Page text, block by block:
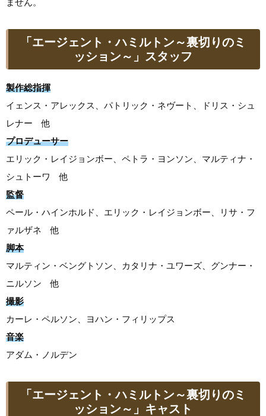
ません。
「エージェント・ハミルトン～裏切りのミ
ッション～」スタッフ
製作総指揮
イェンス・アレックス、パトリック・ネヴート、ドリス・シュ
レナー 他
プロデューサー
エリック・レイジョンボー、ペトラ・ヨンソン、マルティナ・
シュトーワ 他
監督
ペール・ハインホルド、エリック・レイジョンボー、リサ・フ
ァルザネ 他
脚本
マルティン・ベングトソン、カタリナ・ユワーズ、グンナー・
ニルソン 他
撮影
カーレ・ペルソン、ヨハン・フィリップス
音楽
アダム・ノルデン
「エージェント・ハミルトン～裏切りのミ
ッション～」キャスト